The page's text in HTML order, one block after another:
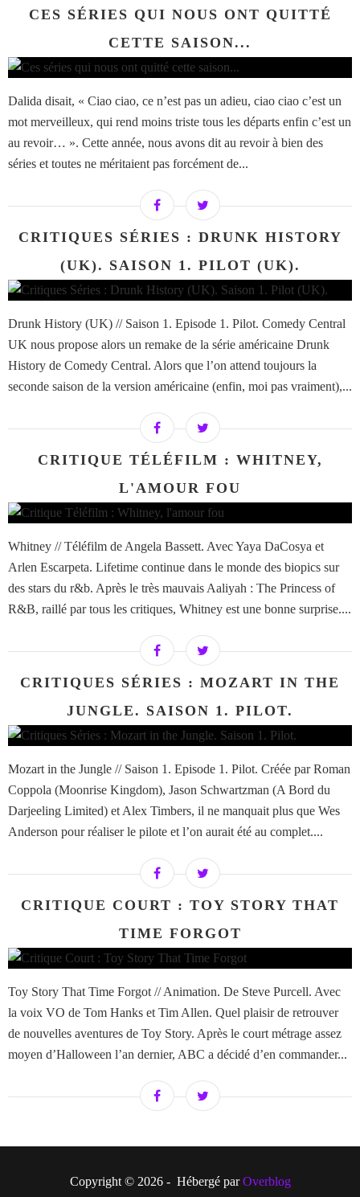
CES SÉRIES QUI NOUS ONT QUITTÉ
CETTE SAISON...
Dalida disait, « Ciao ciao, ce n’est pas un adieu, ciao ciao c’est un
mot merveilleux, qui rend moins triste tous les départs enfin c’est un
au revoir… ». Cette année, nous avons dit au revoir à bien des
séries et toutes ne méritaient pas forcément de...
CRITIQUES SÉRIES : DRUNK HISTORY
(UK). SAISON 1. PILOT (UK).
Drunk History (UK) // Saison 1. Episode 1. Pilot. Comedy Central
UK nous propose alors un remake de la série américaine Drunk
History de Comedy Central. Alors que l’on attend toujours la
seconde saison de la version américaine (enfin, moi pas vraiment),...
CRITIQUE TÉLÉFILM : WHITNEY,
L'AMOUR FOU
Whitney // Téléfilm de Angela Bassett. Avec Yaya DaCosya et
Arlen Escarpeta. Lifetime continue dans le monde des biopics sur
des stars du r&b. Après le très mauvais Aaliyah : The Princess of
R&B, raillé par tous les critiques, Whitney est une bonne surprise....
CRITIQUES SÉRIES : MOZART IN THE
JUNGLE. SAISON 1. PILOT.
Mozart in the Jungle // Saison 1. Episode 1. Pilot. Créée par Roman
Coppola (Moonrise Kingdom), Jason Schwartzman (A Bord du
Darjeeling Limited) et Alex Timbers, il ne manquait plus que Wes
Anderson pour réaliser le pilote et l’on aurait été au complet....
CRITIQUE COURT : TOY STORY THAT
TIME FORGOT
Toy Story That Time Forgot // Animation. De Steve Purcell. Avec
la voix VO de Tom Hanks et Tim Allen. Quel plaisir de retrouver
de nouvelles aventures de Toy Story. Après le court métrage assez
moyen d’Halloween l’an dernier, ABC a décidé d’en commander...
Copyright © 2026 - Hébergé parOverblog